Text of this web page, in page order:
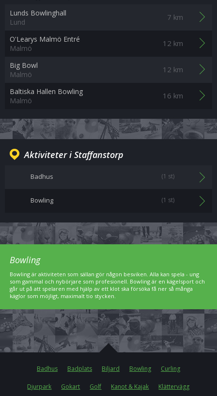
Lunds Bowlinghall
Lund
7 km
O'Learys Malmö Entré
Malmö
12 km
Big Bowl
Malmö
12 km
Baltiska Hallen Bowling
Malmö
16 km
Aktiviteter i Staffanstorp
Badhus (1 st)
Bowling (1 st)
Bowling
Bowling är aktiviteten som sällan gör någon besviken. Alla kan spela - ung
som gammal och nybörjare som profesionell. Bowling är en kägelsport och
går ut på att spelaren med hjälp av ett klot ska försöka få ner så många
käglor som möjligt, maximalt tio stycken.
Badhus Badplats Biljard Bowling Curling
Djurpark Gokart Golf Kanot & Kajak Klättervägg